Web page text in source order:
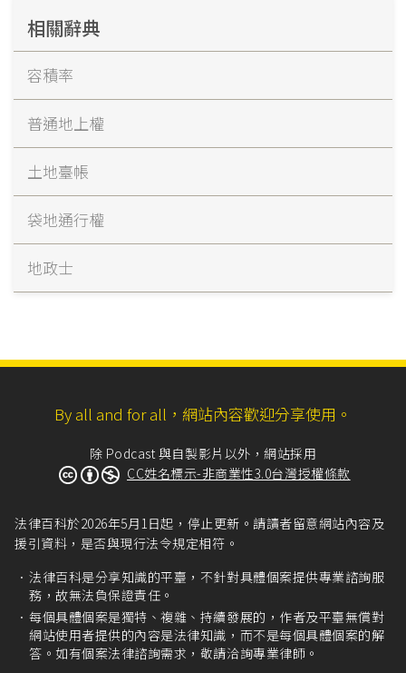
相關辭典
容積率
普通地上權
土地臺帳
袋地通行權
地政士
By all and for all，網站內容歡迎分享使用。
除 Podcast 與自製影片以外，網站採用
CC姓名標示-非商業性3.0台灣授權條款
法律百科於2026年5月1日起，停止更新。請讀者留意網站內容及
援引資料，是否與現行法令規定相符。
法律百科是分享知識的平臺，不針對具體個案提供專業諮詢服
務，故無法負保證責任。
每個具體個案是獨特、複雜、持續發展的，作者及平臺無償對
網站使用者提供的內容是法律知識，而不是每個具體個案的解
答。如有個案法律諮詢需求，敬請洽詢專業律師。